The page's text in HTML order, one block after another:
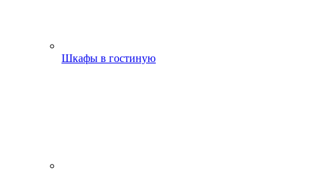
Шкафы в гостиную